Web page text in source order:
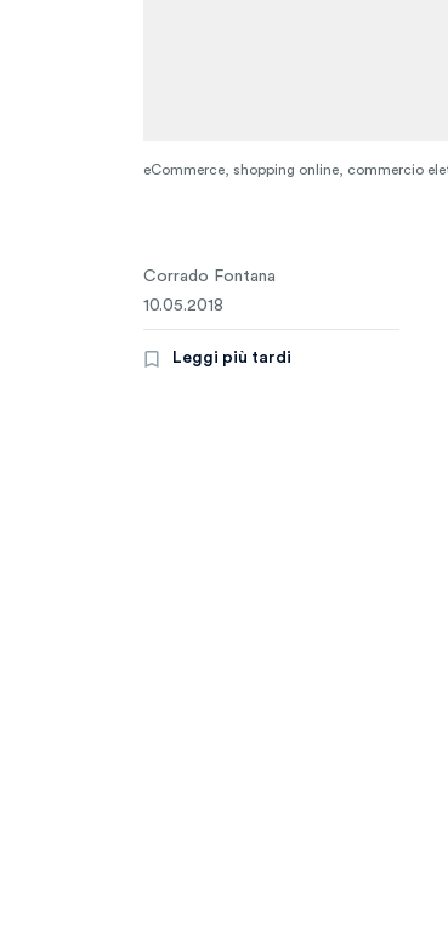
eCommerce, shopping online, commercio
Corrado Fontana
10.05.2018
Leggi più tardi